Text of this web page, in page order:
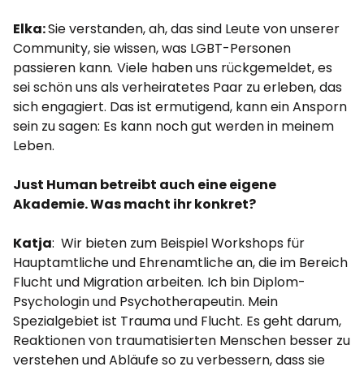
Elka:Sie verstanden, ah, das sind Leute von unserer
Community, sie wissen, was LGBT-Personen
passieren kann. Viele haben uns rückgemeldet, es
sei schön uns als verheiratetes Paar zu erleben, das
sich engagiert. Das ist ermutigend, kann ein Ansporn
sein zu sagen: Es kann noch gut werden in meinem
Leben.
Just Human betreibt auch eine eigene
Akademie. Was macht ihr konkret?
Katja: Wir bieten zum Beispiel Workshops für
Hauptamtliche und Ehrenamtliche an, die im Bereich
Flucht und Migration arbeiten. Ich bin Diplom-
Psychologin und Psychotherapeutin. Mein
Spezialgebiet ist Trauma und Flucht. Es geht darum,
Reaktionen von traumatisierten Menschen besser zu
verstehen und Abläufe so zu verbessern, dass sie